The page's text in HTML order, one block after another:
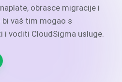
obrasce migracije i
vaš tim mogao s
i voditi CloudSigma usluge.